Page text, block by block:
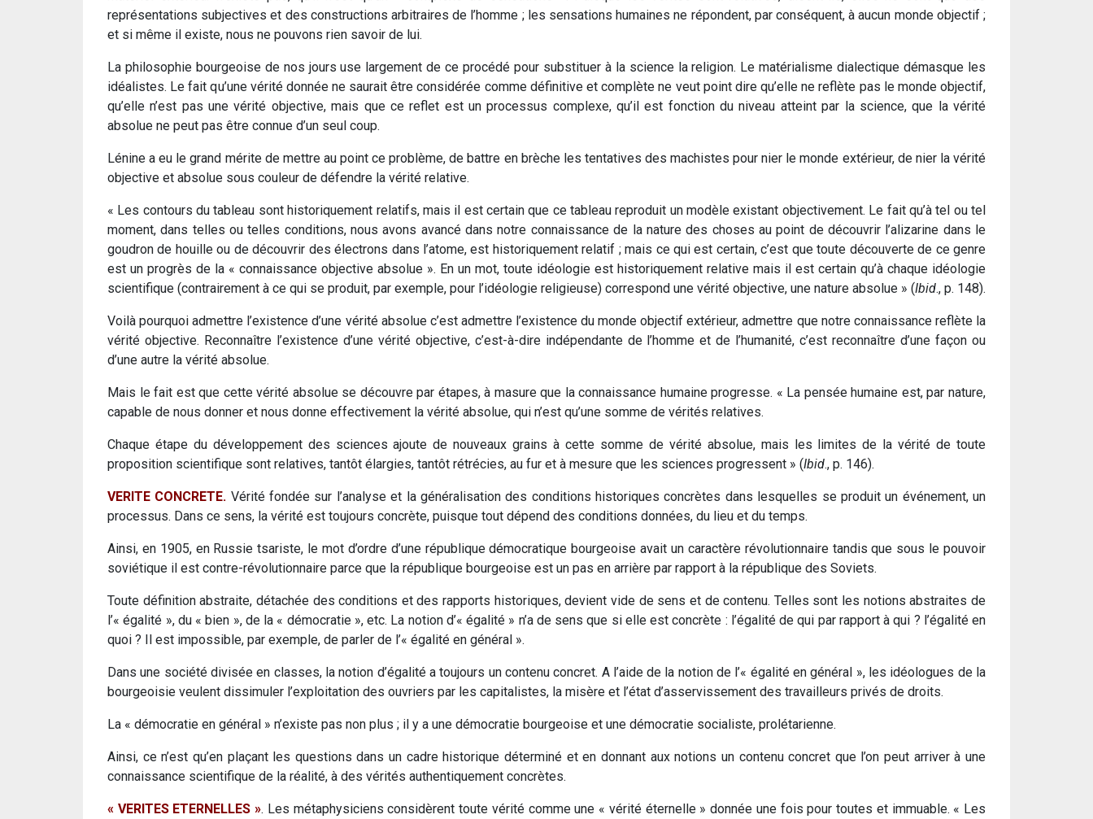
représentations subjectives et des constructions arbitraires de l’homme ; les sensations humaines ne répondent, par conséquent, à aucun monde objectif ;
et si même il existe, nous ne pouvons rien savoir de lui.
La philosophie bourgeoise de nos jours use largement de ce procédé pour substituer à la science la religion. Le matérialisme dialectique démasque les
idéalistes. Le fait qu’une vérité donnée ne saurait être considérée comme définitive et complète ne veut point dire qu’elle ne reflète pas le monde objectif,
qu’elle n’est pas une vérité objective, mais que ce reflet est un processus complexe, qu’il est fonction du niveau atteint par la science, que la vérité
absolue ne peut pas être connue d’un seul coup.
Lénine a eu le grand mérite de mettre au point ce problème, de battre en brèche les tentatives des machistes pour nier le monde extérieur, de nier la vérité
objective et absolue sous couleur de défendre la vérité relative.
« Les contours du tableau sont historiquement relatifs, mais il est certain que ce tableau reproduit un modèle existant objectivement. Le fait qu’à tel ou tel
moment, dans telles ou telles conditions, nous avons avancé dans notre connaissance de la nature des choses au point de découvrir l’alizarine dans le
goudron de houille ou de découvrir des électrons dans l’atome, est historiquement relatif ; mais ce qui est certain, c’est que toute découverte de ce genre
est un progrès de la « connaissance objective absolue ». En un mot, toute idéologie est historiquement relative mais il est certain qu’à chaque idéologie
scientifique (contrairement à ce qui se produit, par exemple, pour l’idéologie religieuse) correspond une vérité objective, une nature absolue » (Ibid., p. 148).
Voilà pourquoi admettre l’existence d’une vérité absolue c’est admettre l’existence du monde objectif extérieur, admettre que notre connaissance reflète la
vérité objective. Reconnaître l’existence d’une vérité objective, c’est-à-dire indépendante de l’homme et de l’humanité, c’est reconnaître d’une façon ou
d’une autre la vérité absolue.
Mais le fait est que cette vérité absolue se découvre par étapes, à masure que la connaissance humaine progresse. « La pensée humaine est, par nature,
capable de nous donner et nous donne effectivement la vérité absolue, qui n’est qu’une somme de vérités relatives.
Chaque étape du développement des sciences ajoute de nouveaux grains à cette somme de vérité absolue, mais les limites de la vérité de toute
proposition scientifique sont relatives, tantôt élargies, tantôt rétrécies, au fur et à mesure que les sciences progressent » (Ibid., p. 146).
VERITE CONCRETE. Vérité fondée sur l’analyse et la généralisation des conditions historiques concrètes dans lesquelles se produit un événement, un
processus. Dans ce sens, la vérité est toujours concrète, puisque tout dépend des conditions données, du lieu et du temps.
Ainsi, en 1905, en Russie tsariste, le mot d’ordre d’une république démocratique bourgeoise avait un caractère révolutionnaire tandis que sous le pouvoir
soviétique il est contre-révolutionnaire parce que la république bourgeoise est un pas en arrière par rapport à la république des Soviets.
Toute définition abstraite, détachée des conditions et des rapports historiques, devient vide de sens et de contenu. Telles sont les notions abstraites de
l’« égalité », du « bien », de la « démocratie », etc. La notion d’« égalité » n’a de sens que si elle est concrète : l’égalité de qui par rapport à qui ? l’égalité en
quoi ? Il est impossible, par exemple, de parler de l’« égalité en général ».
Dans une société divisée en classes, la notion d’égalité a toujours un contenu concret. A l’aide de la notion de l’« égalité en général », les idéologues de la
bourgeoisie veulent dissimuler l’exploitation des ouvriers par les capitalistes, la misère et l’état d’asservissement des travailleurs privés de droits.
La « démocratie en général » n’existe pas non plus ; il y a une démocratie bourgeoise et une démocratie socialiste, prolétarienne.
Ainsi, ce n’est qu’en plaçant les questions dans un cadre historique déterminé et en donnant aux notions un contenu concret que l’on peut arriver à une
connaissance scientifique de la réalité, à des vérités authentiquement concrètes.
« VERITES ETERNELLES ». Les métaphysiciens considèrent toute vérité comme une « vérité éternelle » donnée une fois pour toutes et immuable. « Les